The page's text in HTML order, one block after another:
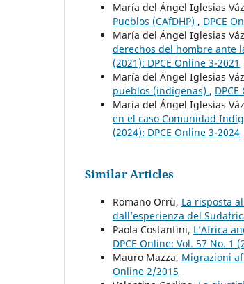
María del Ángel Iglesias
Pueblos (CAfDHP) , DPCE
María del Ángel Iglesias
derechos del hombre ante
(2021): DPCE Online 3-2021
María del Ángel Iglesias
pueblos (indígenas) ,
María del Ángel Iglesias
en el caso Comunidad
(2024): DPCE Online 3-2024
Similar Articles
Romano Orrù, La risposta
dall’esperienza del
Paola Costantini, L’Africa
DPCE Online: Vol. 57 No. 1
Mauro Mazza, Migrazioni
Online 2/2015